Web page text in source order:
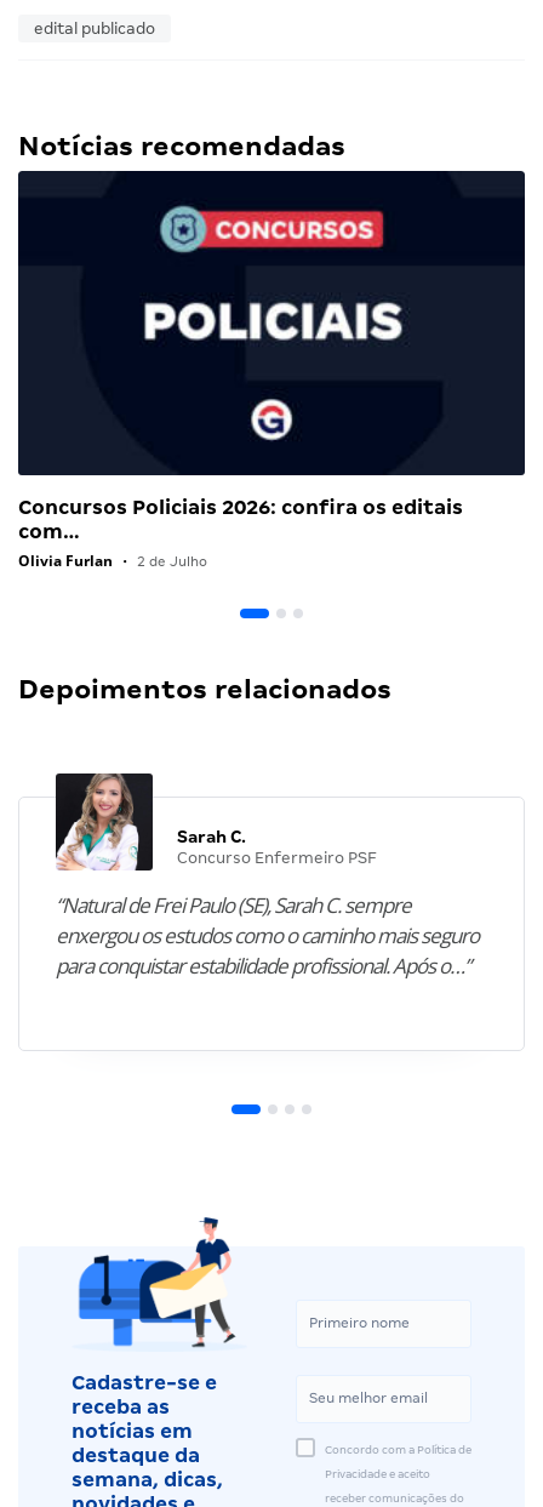
edital publicado
Notícias recomendadas
Concursos Policiais 2026: confira os editais
com…
Olivia Furlan • 2 de Julho
Depoimentos relacionados
Sarah C.
Concurso Enfermeiro PSF
“Natural de Frei Paulo (SE), Sarah C. sempre
enxergou os estudos como o caminho mais seguro
para conquistar estabilidade profissional. Após o…”
Cadastre-se e
receba as
notícias em
destaque da
semana, dicas,
Concordo com a Política de
Privacidade e aceito
receber comunicações do